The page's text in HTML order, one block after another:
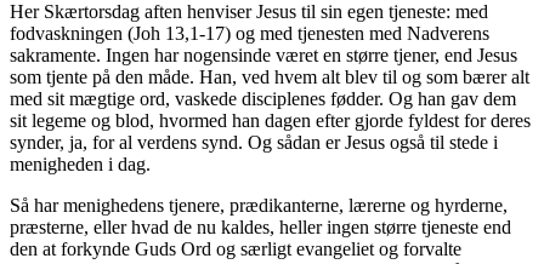
Her Skærtorsdag aften henviser Jesus til sin egen tjeneste: med
fodvaskningen (Joh 13,1-17) og med tjenesten med Nadverens
sakramente. Ingen har nogensinde været en større tjener, end Jesus
som tjente på den måde. Han, ved hvem alt blev til og som bærer alt
med sit mægtige ord, vaskede disciplenes fødder. Og han gav dem
sit legeme og blod, hvormed han dagen efter gjorde fyldest for deres
synder, ja, for al verdens synd. Og sådan er Jesus også til stede i
menigheden i dag.
Så har menighedens tjenere, prædikanterne, lærerne og hyrderne,
præsterne, eller hvad de nu kaldes, heller ingen større tjeneste end
den at forkynde Guds Ord og særligt evangeliet og forvalte